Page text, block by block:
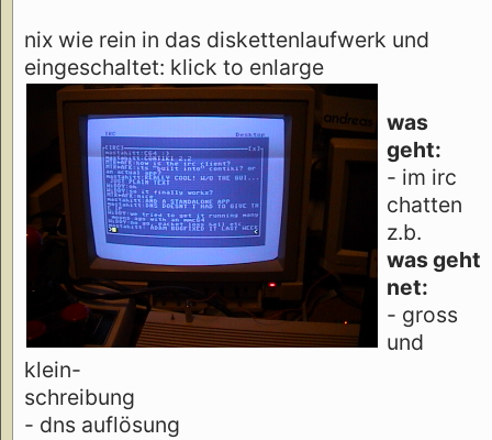
nix wie rein in das diskettenlaufwerk und
eingeschaltet: klick to enlarge
was
geht:
- im irc
chatten
z.b.
was geht
net:
- gross
und
klein-
schreibung
- dns auflösung